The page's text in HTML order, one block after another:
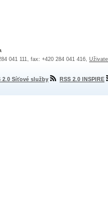
041 111, fax: +420 284 041 416,
2.0 Síťové služby RSS 2.0 INSPIRE